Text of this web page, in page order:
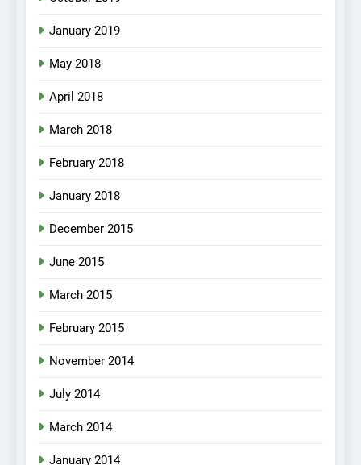
January 2019
May 2018
April 2018
March 2018
February 2018
January 2018
December 2015
June 2015
March 2015
February 2015
November 2014
July 2014
March 2014
January 2014